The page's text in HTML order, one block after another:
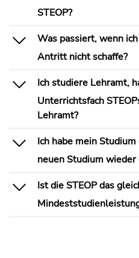
STEOP?
Was passiert, wenn
Antritt nicht schaffe?
Ich studiere Lehramt,
Unterrichtsfach
Lehramt?
Ich habe mein
neuen Studium wieder
Ist die STEOP das